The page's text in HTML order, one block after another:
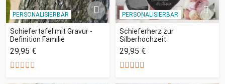
PERSONALISIERBAR
Schiefertafel mit Gravur -
Definition Familie
29,95 €
PERSONALISIERBAR
Schieferherz zur
Silberhochzeit
29,95 €